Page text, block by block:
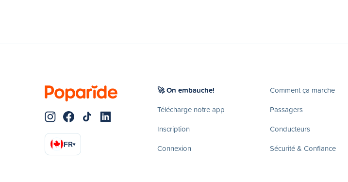
FR▾
🚀 On embauche!
Télécharge notre app
Inscription
Connexion
Comment ça marche
Passagers
Conducteurs
Sécurité & Confiance